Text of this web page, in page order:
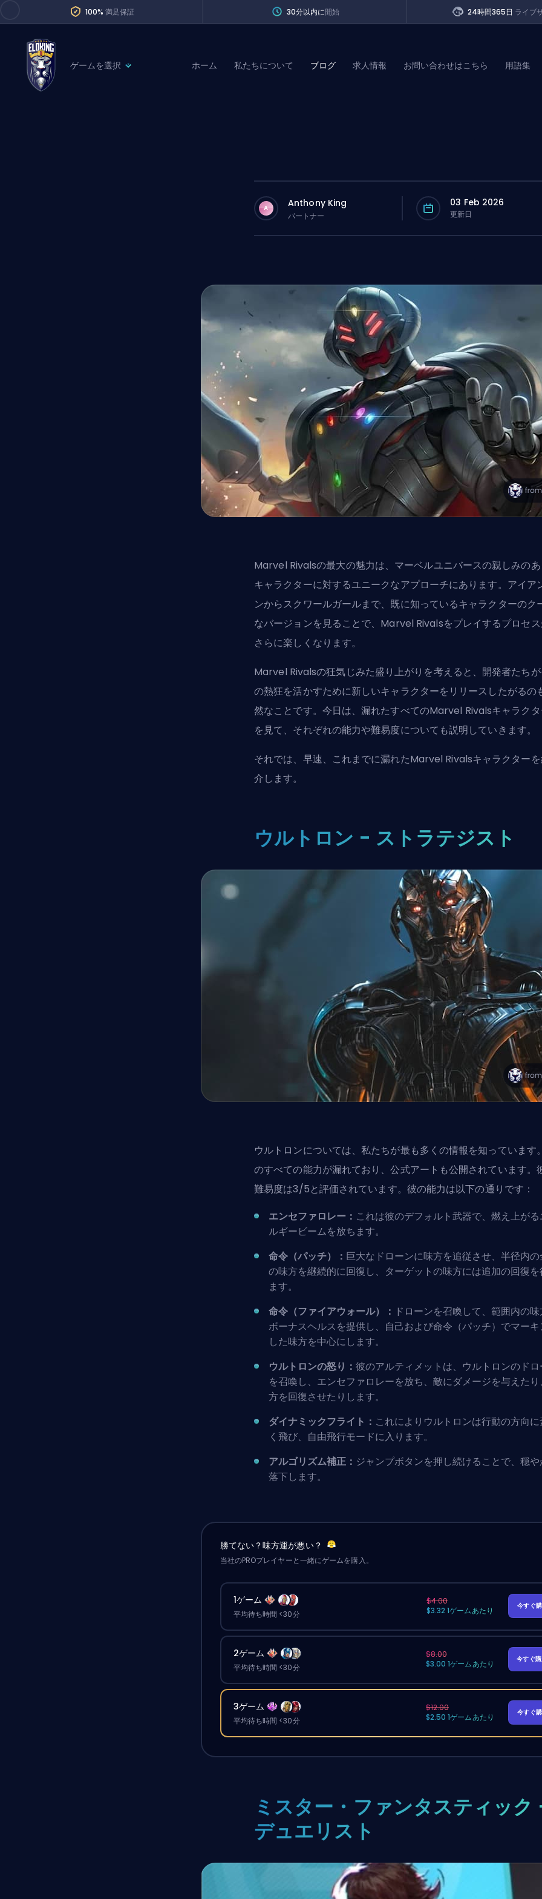
100% 満足保証 30分以内に開始 24時間365日 ライブ
ゲームを選択 ホーム 私たちについて ブログ 求人情報 お問い合わせはこちら 用語集
A Anthony King
パートナー
03 Feb 2026
更新日
Marvel Rivalsの最大の魅力は、 マーベルユニバースの親しみの
キャラクターに対するユニークなアプローチにあります。アイア
ンからスクワールガールまで、既に知っているキャラクターのク
なバージョンを見ることで、Marvel Rivalsをプレイするプロセ
さらに楽しくなります。
Marvel Rivalsの狂気じみた盛り上がりを考えると、開発者たち
の熱狂を活かすために新しいキャラクターをリリースしたがるの
然なことです。今日は、漏れたすべてのMarvel Rivalsキャラク
を見て、それぞれの能力や難易度についても説明していきます。
それでは、早速、これまでに漏れたMarvel Rivalsキャラクター
介します。
ウルトロン - ストラテジスト
ウルトロンについては、私たちが最も多くの情報を知っています
のすべての能力が漏れており、公式アートも公開されています。
難易度は3/5と評価されています。彼の能力は以下の通りです：
エンセファロレー： これは彼のデフォルト武器で、燃え上がる
ルギービームを放ちます。
命令（パッチ）： 巨大なドローンに味方を追従させ、半径内の
の味方を継続的に回復し、ターゲットの味方には追加の回復を
ます。
命令（ファイアウォール）： ドローンを召喚して、範囲内の
ボーナスヘルスを提供し、自己および命令（パッチ）でマー
した味方を中心にします。
ウルトロンの怒り： 彼のアルティメットは、ウルトロンのドロ
を召喚し、エンセファロレーを放ち、敵にダメージを与えたり
方を回復させたりします。
ダイナミックフライト： これによりウルトロンは行動の方向に
く飛び、自由飛行モードに入ります。
アルゴリズム補正： ジャンプボタンを押し続けることで、穏や
落下します。
勝てない？味方運が悪い？
当社のPROプレイヤーと一緒にゲームを購入。
1ゲーム
平均待ち時間 <30分
$4.00
$3.32 1ゲームあたり
今すぐ
2ゲーム
平均待ち時間 <30分
$8.00
$3.00 1ゲームあたり
今すぐ
3ゲーム
平均待ち時間 <30分
$12.00
$2.50 1ゲームあたり
今すぐ
ミスター・ファンタスティック
デュエリスト